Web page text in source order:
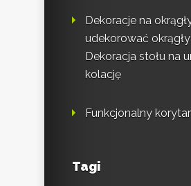
Dekoracje na
udekorować
Dekoracja stołu na
kolację
Funkcjonalny
Tagi